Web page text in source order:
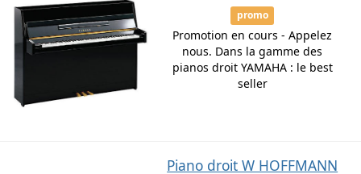
promo
Promotion en cours - Appelez
nous. Dans la gamme des
pianos droit YAMAHA : le best
seller
Piano droit W HOFFMANN